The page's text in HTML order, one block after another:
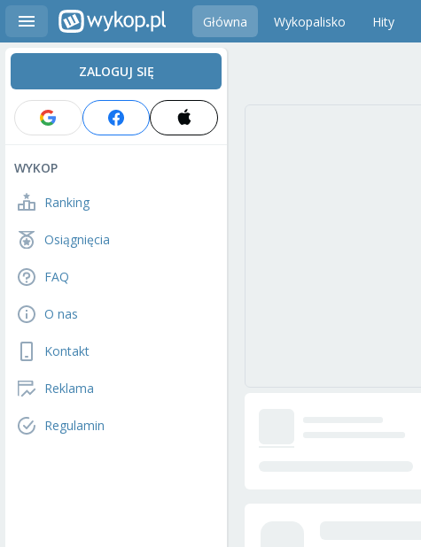
Główna Wykopalisko Hity
ZALOGUJ SIĘ
WYKOP
Ranking
Osiągnięcia
FAQ
O nas
Kontakt
Reklama
Regulamin